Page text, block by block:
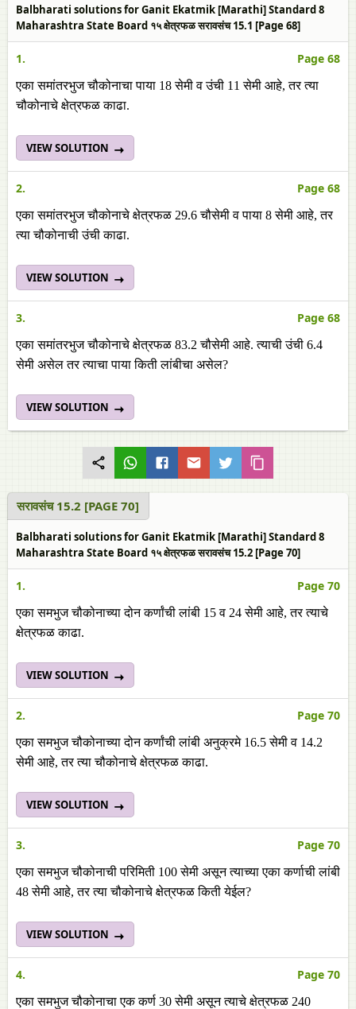
Balbharati solutions for Ganit Ekatmik [Marathi] Standard 8
Maharashtra State Board १५ क्षेत्रफळ सरावसंच 15.1 [Page 68]
1. Page 68
एका समांतरभुज चौकोनाचा पाया 18 सेमी व उंची 11 सेमी आहे, तर त्या
चौकोनाचे क्षेत्रफळ काढा.
VIEW SOLUTION
2. Page 68
एका समांतरभुज चौकोनाचे क्षेत्रफळ 29.6 चौसेमी व पाया 8 सेमी आहे, तर
त्या चौकोनाची उंची काढा.
VIEW SOLUTION
3. Page 68
एका समांतरभुज चौकोनाचे क्षेत्रफळ 83.2 चौसेमी आहे. त्याची उंची 6.4
सेमी असेल तर त्याचा पाया किती लांबीचा असेल?
VIEW SOLUTION
सरावसंच 15.2 [PAGE 70]
Balbharati solutions for Ganit Ekatmik [Marathi] Standard 8
Maharashtra State Board १५ क्षेत्रफळ सरावसंच 15.2 [Page 70]
1. Page 70
एका समभुज चौकोनाच्या दोन कर्णांची लांबी 15 व 24 सेमी आहे, तर त्याचे
क्षेत्रफळ काढा.
VIEW SOLUTION
2. Page 70
एका समभुज चौकोनाच्या दोन कर्णांची लांबी अनुक्रमे 16.5 सेमी व 14.2
सेमी आहे, तर त्या चौकोनाचे क्षेत्रफळ काढा.
VIEW SOLUTION
3. Page 70
एका समभुज चौकोनाची परिमिती 100 सेमी असून त्याच्या एका कर्णाची लांबी
48 सेमी आहे, तर त्या चौकोनाचे क्षेत्रफळ किती येईल?
VIEW SOLUTION
4. Page 70
एका समभुज चौकोनाचा एक कर्ण 30 सेमी असून त्याचे क्षेत्रफळ 240